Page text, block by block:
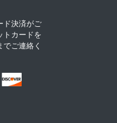
ド決済がご
トカードを
ご連絡く